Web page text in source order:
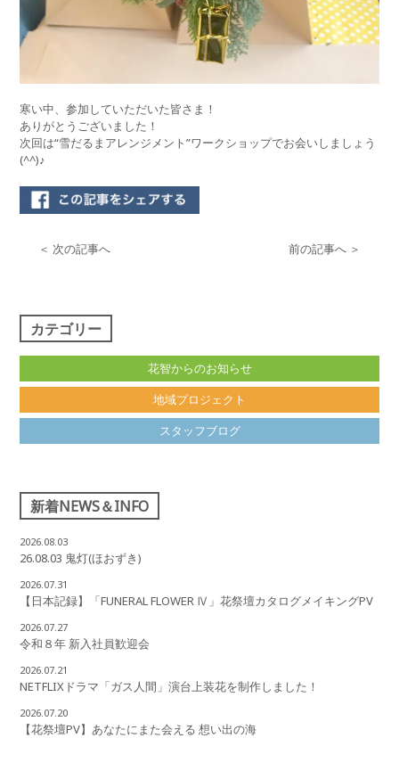
寒い中、参加していただいた皆さま！
ありがとうございました！
次回は“雪だるまアレンジメント”ワークショップでお会いしましょう
(^^)♪
＜ 次の記事へ 前の記事へ ＞
カテゴリー
花智からのお知らせ
地域プロジェクト
スタッフブログ
新着NEWS＆INFO
2026.08.03
26.08.03 鬼灯(ほおずき)
2026.07.31
【日本記録】「FUNERAL FLOWER Ⅳ」花祭壇カタログメイキングPV
2026.07.27
令和８年 新入社員歓迎会
2026.07.21
NETFLIXドラマ「ガス人間」演台上装花を制作しました！
2026.07.20
【花祭壇PV】あなたにまた会える 想い出の海